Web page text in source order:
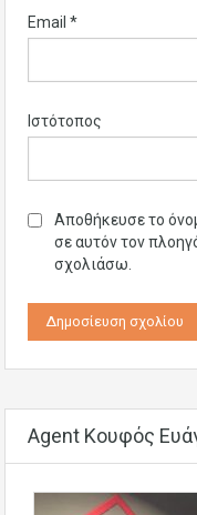
Email *
Ιστότοπος
Αποθήκευσε το
σε αυτόν τον
σχολιάσω.
Agent Κουφός